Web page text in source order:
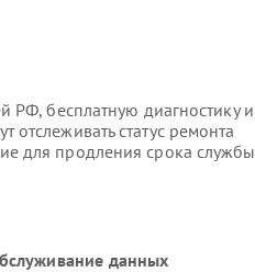
РФ, бесплатную диагностику и
статус ремонта
для продления срока службы
данных